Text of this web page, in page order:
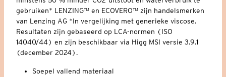
gebruiken* LENZING™ en ECOVERO™ zijn handelsmerken
van Lenzing AG *In vergelijking met generieke viscose.
Resultaten zijn gebaseerd op LCA-normen (ISO
14040/44) en zijn beschikbaar via Higg MSI versie 3.9.1
(december 2024).
Soepel vallend materiaal